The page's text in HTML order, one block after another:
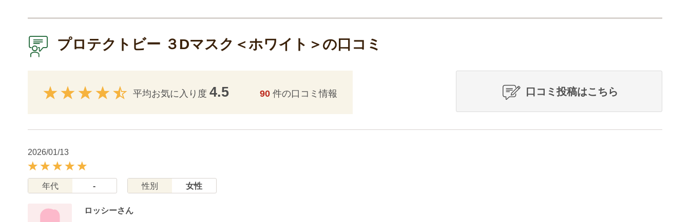
プロテクトビー ３Dマスク＜ホワイト＞の口コミ
口コミ投稿はこちら
平均お気に入り度 4.5 90 件の口コミ情報
2026/01/13
年代 - 性別 女性
ロッシーさん